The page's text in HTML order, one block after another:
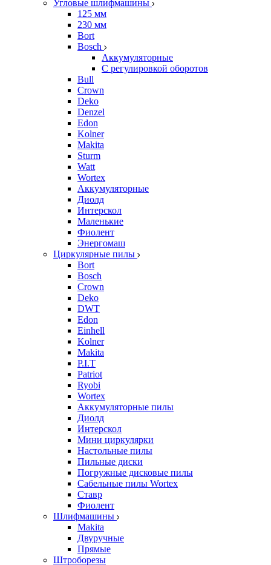
Угловые шлифмашины
125 мм
230 мм
Bort
Bosch
Аккумуляторные
С регулировкой оборотов
Bull
Crown
Deko
Denzel
Edon
Kolner
Makita
Sturm
Watt
Wortex
Аккумуляторные
Диолд
Интерскол
Маленькие
Фиолент
Энергомаш
Циркулярные пилы
Bort
Bosch
Crown
Deko
DWT
Edon
Einhell
Kolner
Makita
P.I.T
Patriot
Ryobi
Wortex
Аккумуляторные пилы
Диолд
Интерскол
Мини циркулярки
Настольные пилы
Пильные диски
Погружные дисковые пилы
Сабельные пилы Wortex
Ставр
Фиолент
Шлифмашины
Makita
Двуручные
Прямые
Штроборезы